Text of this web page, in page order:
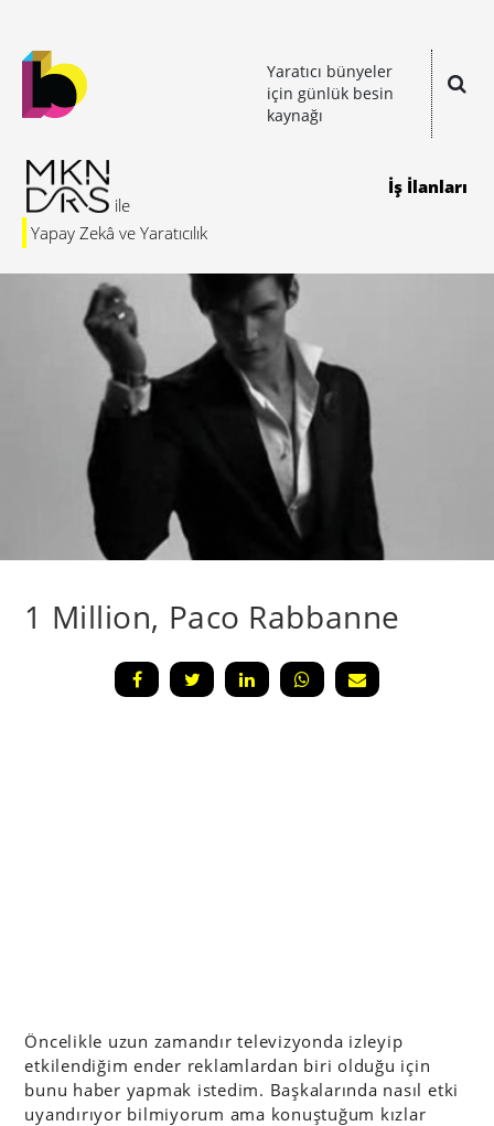
Yaratıcı bünyeler
için günlük besin
kaynağı
Yapay Zekâ ve Yaratıcılık
İş İlanları
1 Million, Paco Rabbanne
Öncelikle uzun zamandır televizyonda izleyip
etkilendiğim ender reklamlardan biri olduğu için
bunu haber yapmak istedim. Başkalarında nasıl etki
uyandırıyor bilmiyorum ama konuştuğum kızlar